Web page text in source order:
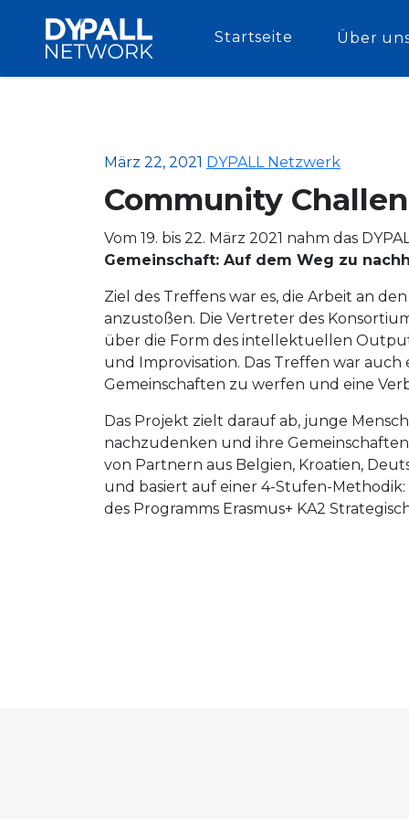
Startseite Über
März 22, 2021 DYPALL Netzwerk
Community
Vom 19. bis 22. März 2021 nahm das
Gemeinschaft: Auf dem Weg zu
Ziel des Treffens war es, die Arbeit an
anzustoßen. Die Vertreter des
über die Form des intellektuellen
und Improvisation. Das Treffen war
Gemeinschaften zu werfen und eine
Das Projekt zielt darauf ab, junge
nachzudenken und ihre
von Partnern aus Belgien, Kroatien,
und basiert auf einer 4-Stufen-Methodik:
des Programms Erasmus+ KA2